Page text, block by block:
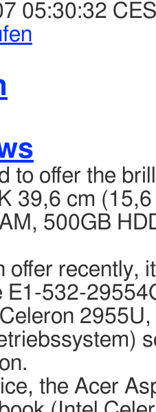
05:30:32
to offer the
39,6 cm
500GB
offer recently,
E1-532-
the Acer